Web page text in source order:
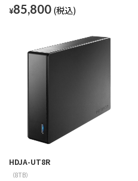
¥85,800
HDJA-UT8R
（8TB）